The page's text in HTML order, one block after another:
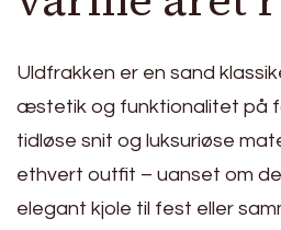
Uldfrakken er en sand
æstetik og funktionalitet på
tidløse snit og luksuriøse
ethvert outfit – uanset om
elegant kjole til fest eller